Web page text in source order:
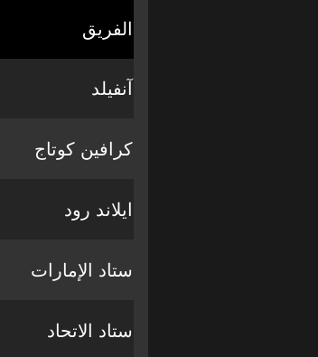
الفريق
آنفيلد
كرافين كوتاج
ايلاند رود
ستاد الإمارات
ستاد الاتحاد